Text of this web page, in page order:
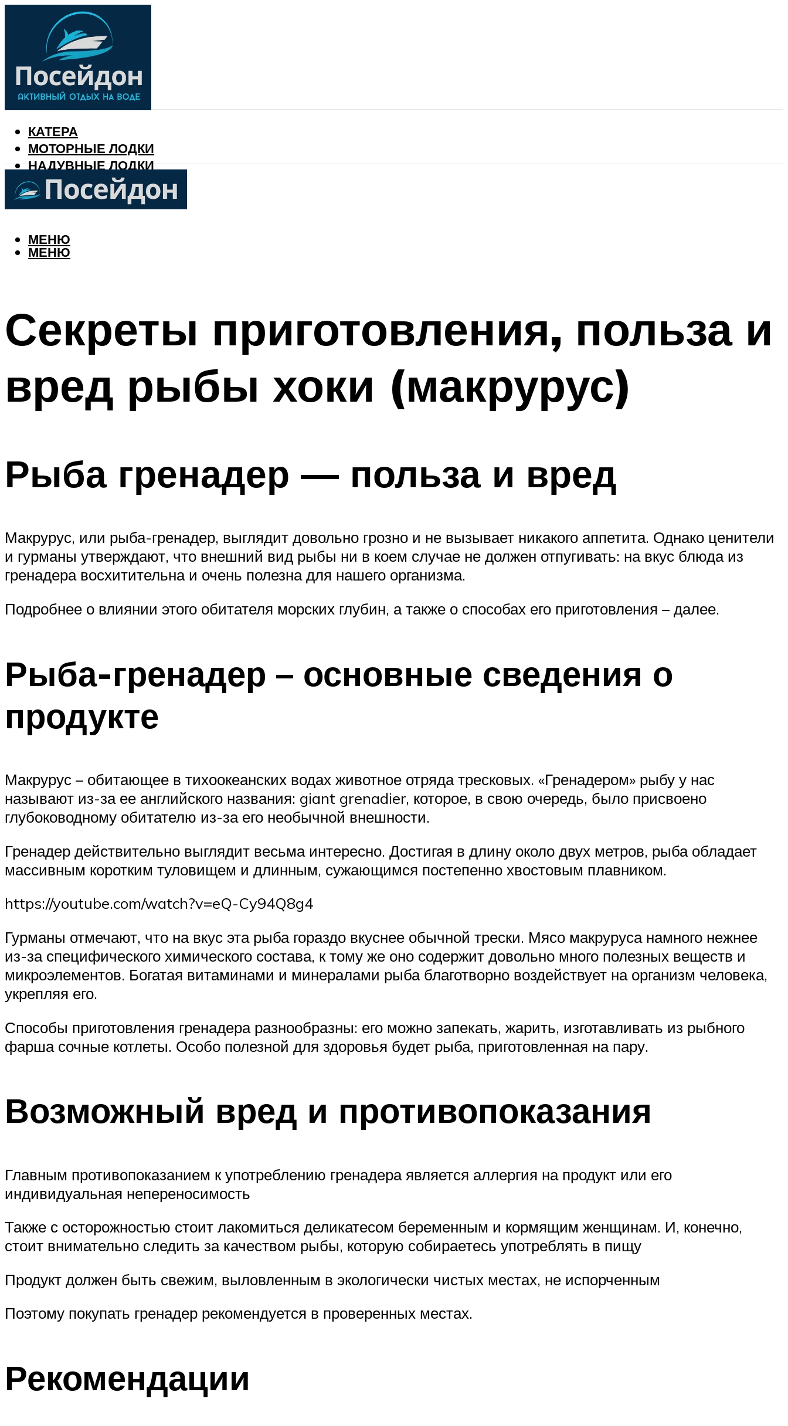
КАТЕРА
МОТОРНЫЕ ЛОДКИ
НАДУВНЫЕ ЛОДКИ
РЫБАЛКА
КАЛЕНДАРЬ РЫБАКА
МЕНЮ
МЕНЮ
Секреты приготовления, польза и
вред рыбы хоки (макрурус)
Рыба гренадер — польза и вред
Макрурус, или рыба-гренадер, выглядит довольно грозно и не вызывает никакого аппетита. Однако ценители
и гурманы утверждают, что внешний вид рыбы ни в коем случае не должен отпугивать: на вкус блюда из
гренадера восхитительна и очень полезна для нашего организма.
Подробнее о влиянии этого обитателя морских глубин, а также о способах его приготовления – далее.
Рыба-гренадер – основные сведения о
продукте
Макрурус – обитающее в тихоокеанских водах животное отряда тресковых. «Гренадером» рыбу у нас
называют из-за ее английского названия: giant grenadier, которое, в свою очередь, было присвоено
глубоководному обитателю из-за его необычной внешности.
Гренадер действительно выглядит весьма интересно. Достигая в длину около двух метров, рыба обладает
массивным коротким туловищем и длинным, сужающимся постепенно хвостовым плавником.
https://youtube.com/watch?v=eQ-Cy94Q8g4
Гурманы отмечают, что на вкус эта рыба гораздо вкуснее обычной трески. Мясо макруруса намного нежнее
из-за специфического химического состава, к тому же оно содержит довольно много полезных веществ и
микроэлементов. Богатая витаминами и минералами рыба благотворно воздействует на организм человека,
укрепляя его.
Способы приготовления гренадера разнообразны: его можно запекать, жарить, изготавливать из рыбного
фарша сочные котлеты. Особо полезной для здоровья будет рыба, приготовленная на пару.
Возможный вред и противопоказания
Главным противопоказанием к употреблению гренадера является аллергия на продукт или его
индивидуальная непереносимость
Также с осторожностью стоит лакомиться деликатесом беременным и кормящим женщинам. И, конечно,
стоит внимательно следить за качеством рыбы, которую собираетесь употреблять в пищу
Продукт должен быть свежим, выловленным в экологически чистых местах, не испорченным
Поэтому покупать гренадер рекомендуется в проверенных местах.
Рекомендации